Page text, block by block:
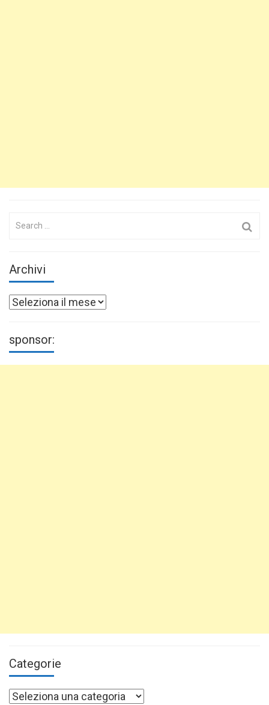
Search
Archivi
Archivi
sponsor:
Categorie
Categorie